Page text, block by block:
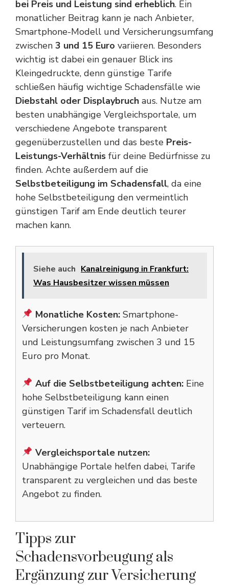
bei Preis und Leistung sind erheblich. Ein
monatlicher Beitrag kann je nach Anbieter,
Smartphone-Modell und Versicherungsumfang
zwischen 3 und 15 Euro variieren. Besonders
wichtig ist dabei ein genauer Blick ins
Kleingedruckte, denn günstige Tarife
schließen häufig wichtige Schadensfälle wie
Diebstahl oder Displaybruch aus. Nutze am
besten unabhängige Vergleichsportale, um
verschiedene Angebote transparent
gegenüberzustellen und das beste Preis-
Leistungs-Verhältnis für deine Bedürfnisse zu
finden. Achte außerdem auf die
Selbstbeteiligung im Schadensfall, da eine
hohe Selbstbeteiligung den vermeintlich
günstigen Tarif am Ende deutlich teurer
machen kann.
Siehe auch Kanalreinigung in Frankfurt:
Was Hausbesitzer wissen müssen
Monatliche Kosten:Smartphone-
Versicherungen kosten je nach Anbieter
und Leistungsumfang zwischen 3 und 15
Euro pro Monat.
Auf die Selbstbeteiligung achten:Eine
hohe Selbstbeteiligung kann einen
günstigen Tarif im Schadensfall deutlich
verteuern.
Vergleichsportale nutzen:
Unabhängige Portale helfen dabei, Tarife
transparent zu vergleichen und das beste
Angebot zu finden.
Tipps zur
Schadensvorbeugung als
Ergänzung zur Versicherung